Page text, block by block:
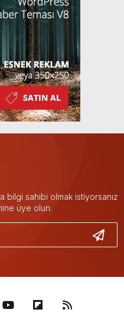
bilgi sahibi olmak istiyorsanız
üye olun.